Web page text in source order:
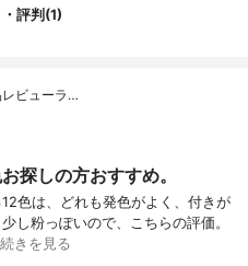
評判(1)
ビューラ…
探しの方おすすめ。
色は、どれも発色がよく、付きが
し粉っぽいので、こちらの評価。
続きを見る